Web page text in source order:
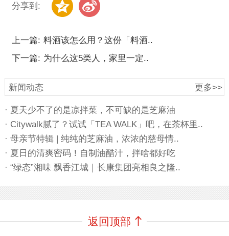
分享到:
上一篇: 料酒该怎么用？这份「料酒..
下一篇: 为什么这5类人，家里一定..
新闻动态 更多>>
· 夏天少不了的是凉拌菜，不可缺的是芝麻油
· Citywalk腻了？试试「TEA WALK」吧，在茶杯里..
· 母亲节特辑 | 纯纯的芝麻油，浓浓的慈母情..
· 夏日的清爽密码！自制油醋汁，拌啥都好吃
· “绿态”湘味 飘香江城｜长康集团亮相良之隆..
返回顶部